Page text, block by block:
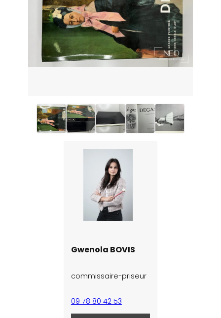
Gwenola BOVIS
commissaire-priseur
09 78 80 42 53